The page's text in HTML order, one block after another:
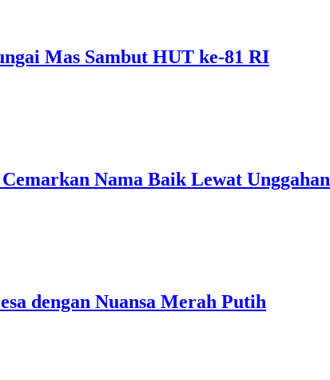
Mas Sambut HUT ke-81 RI
Nama Baik Lewat Unggahan
dengan Nuansa Merah Putih